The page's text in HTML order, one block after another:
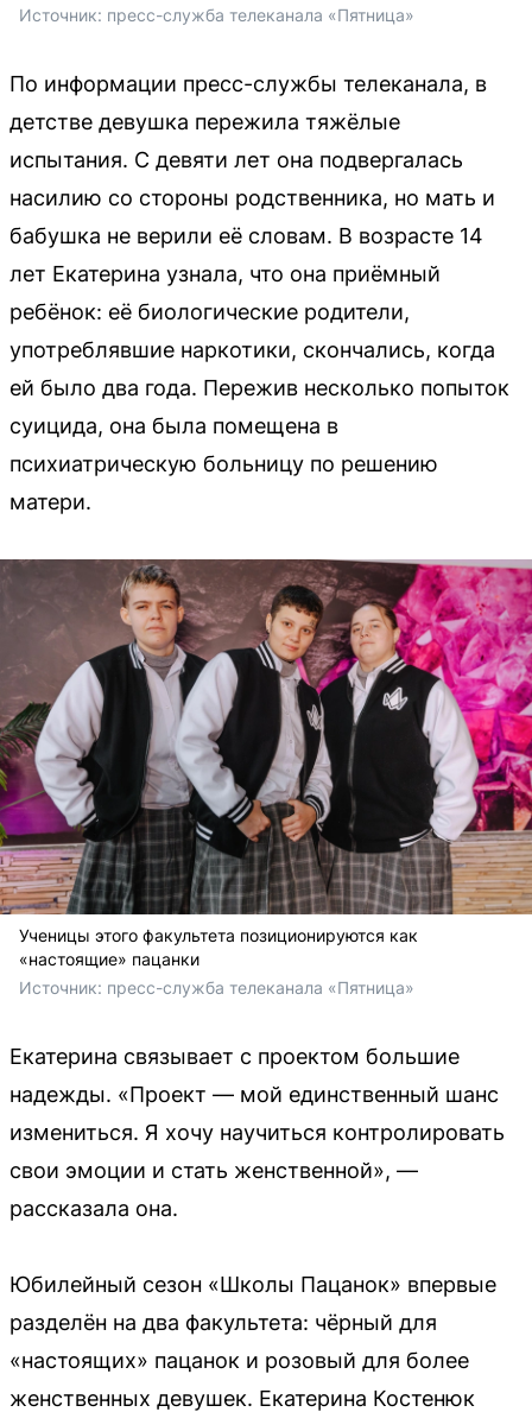
Источник: пресс-служба телеканала «Пятница»
По информации пресс-службы телеканала, в
детстве девушка пережила тяжёлые
испытания. С девяти лет она подвергалась
насилию со стороны родственника, но мать и
бабушка не верили её словам. В возрасте 14
лет Екатерина узнала, что она приёмный
ребёнок: её биологические родители,
употреблявшие наркотики, скончались, когда
ей было два года. Пережив несколько попыток
суицида, она была помещена в
психиатрическую больницу по решению
матери.
Ученицы этого факультета позиционируются как
«настоящие» пацанки
Источник: пресс-служба телеканала «Пятница»
Екатерина связывает с проектом большие
надежды. «Проект — мой единственный шанс
измениться. Я хочу научиться контролировать
свои эмоции и стать женственной», —
рассказала она.
Юбилейный сезон «Школы Пацанок» впервые
разделён на два факультета: чёрный для
«настоящих» пацанок и розовый для более
женственных девушек. Екатерина Костенюк